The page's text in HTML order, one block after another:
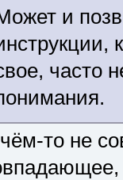
и
часто
то не